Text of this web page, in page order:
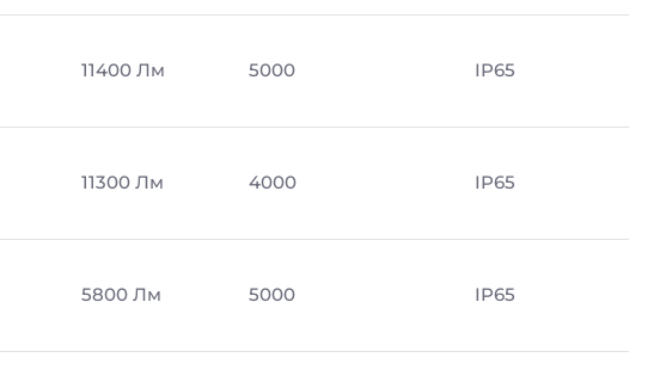
11400 Лм 5000 IP65
11300 Лм 4000 IP65
5800 Лм 5000 IP65